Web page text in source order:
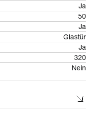
Ja
50
Ja
Glastür
Ja
320
Nein